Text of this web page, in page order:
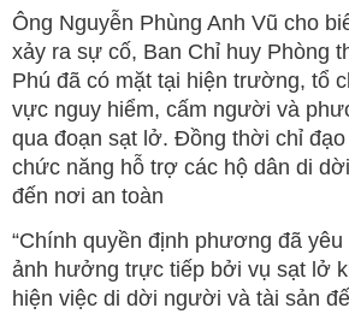
Ông Nguyễn Phùng Anh Vũ cho
xảy ra sự cố, Ban Chỉ huy Phòng
Phú đã có mặt tại hiện trường, tổ
vực nguy hiểm, cấm người và
qua đoạn sạt lở. Đồng thời chỉ
chức năng hỗ trợ các hộ dân di
đến nơi an toàn
“Chính quyền định phương đã
ảnh hưởng trực tiếp bởi vụ sạt lở
hiện việc di dời người và tài sản